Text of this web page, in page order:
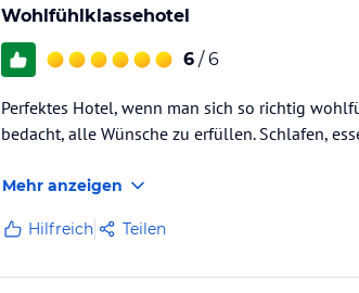
Wohlfühlklassehotel
6 / 6
Perfektes Hotel, wenn man sich so richtig
bedacht, alle Wünsche zu erfüllen. Schlafen,
Mehr anzeigen
Hilfreich Teilen